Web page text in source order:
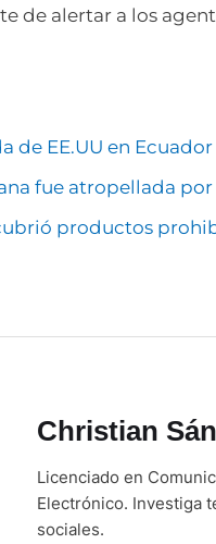
de alertar a los
de EE.UU en
fue atropellada
productos
Christian
Licenciado en
Electrónico. Investiga
sociales.